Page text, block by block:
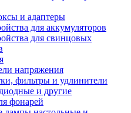
и адаптеры
для аккумуляторов
для свинцовых
напряжения
фильтры и удлинители
и другие
фонарей